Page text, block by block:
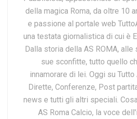
della magica Roma, da oltre 10
e passione al portale web
una testata giornalistica di cui è
Dalla storia della AS ROMA,
sue sconfitte, tutto quello
innamorare di lei. Oggi su Tutto
Dirette, Conferenze, Post
news e tutti gli altri speciali.
AS Roma Calcio, la voce